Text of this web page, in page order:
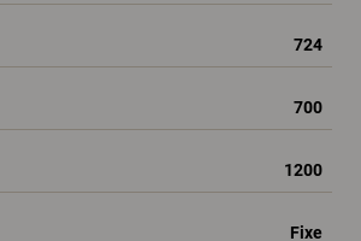
724
700
1200
Fixe